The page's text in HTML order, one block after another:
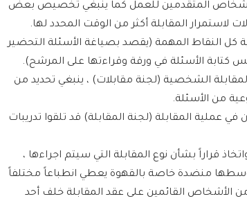
المتقدمين للعمل كما ينبغي تخصيص بعض
لاستمرار المقابلة أكثر من الوقت المحدد لها.
كل النقاط المهمة (يقصد بصياغة الأسئلة التحضير
الأسئلة في ورقة وقراءتها على المرشح).
الشخصية (لجنة مقابلات) ، ينبغي تحديد من
من الأسئلة.
عملية المقابلة (لجنة المقابلة) قد تلقوا تدريبات
قراراً بشأن نوع المقابلة التي سيتم اجراءها ،
منضدة خاصة بالقهوة يعطي انطباعاً مختلفاً
الأشخاص القائمين على عقد المقابلة خلف أحد